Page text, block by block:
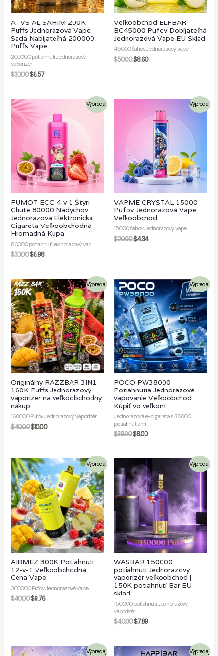
ATVS AL SAHIM 200K
Puffs Jednorazová Vape
Sada Nabíjateľná 200000
Puffs Vape
200000 potiahnutí Jednorazová
vaporizér
$30.00$6.57
Veľkoobchod ELFBAR
BC45000 Pufov Dobíjateľná
Jednorazová Vape EU Sklad
45000 ťahov Jednorazový vape
$50.00$8.60
Výpredaj!
FUMOT ECO 4 v 1 Štyri
Chute 80000 Nádychov
Jednorazová Elektronická
Cigareta Veľkoobchodná
Hromadná Kúpa
80000 potiahnutí jednorazový vap
$30.00$6.98
Výpredaj!
VAPME CRYSTAL 15000
Pufov Jednorazová Vape
Veľkoobchod
15000 ťahov Jednorazový vape
$20.00$4.34
Výpredaj!
Originálny RAZZBAR 3IN1
160K Puffs Jednorazový
vaporizér na veľkoobchodný
nákup
160000 Pufov Jednorazový Vaporizér
$40.00$10.00
Výpredaj!
POCO PW38000
Potiahnutia Jednorazové
vapovanie Veľkoobchod
Kúpiť vo veľkom
Jednorazová e-cigareta s 38000
potiahnutiami
$38.00$8.00
Výpredaj!
AIRMEZ 300K Potiahnutí
12-v-1 Veľkoobchodná
Cena Vape
300000 Pufov Jednorazové Vape
$40.00$9.76
Výpredaj!
WASBAR 150000
potiahnutí Jednorazový
vaporizér veľkoobchod |
150K potiahnutí Bar EU
sklad
150000 potiahnutí Jednorazový
vaporizér
$40.00$7.89
Výpredaj! Výpredaj!